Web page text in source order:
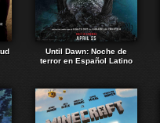
Until Dawn: Noche de
terror en Español Latino